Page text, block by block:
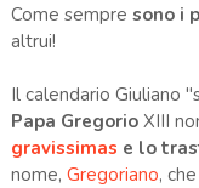
Come sempre sono i
altrui!
Il calendario Giuliano
Papa GregorioXIII
gravissimas e lo
nome, Gregoriano,